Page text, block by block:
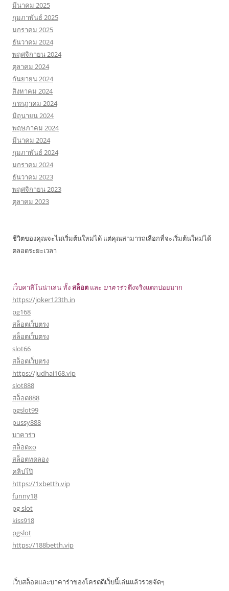
มีนาคม 2025
กุมภาพันธ์ 2025
มกราคม 2025
ธันวาคม 2024
พฤศจิกายน 2024
ตุลาคม 2024
กันยายน 2024
สิงหาคม 2024
กรกฎาคม 2024
มิถุนายน 2024
พฤษภาคม 2024
มีนาคม 2024
กุมภาพันธ์ 2024
มกราคม 2024
ธันวาคม 2023
พฤศจิกายน 2023
ตุลาคม 2023
ชีวิตของคุณจะไม่เริ่มต้นใหม่ได้ แต่คุณสามารถเลือกที่จะเริ่มต้นใหม่ได้
ตลอดระยะเวลา
เว็บคาสิโนน่าเล่น ทั้งสล็อต และ บาคาร่าตึงจริงแตกบ่อยมาก
https://joker123th.in
pg168
สล็อตเว็บตรง
สล็อตเว็บตรง
slot66
สล็อตเว็บตรง
https://judhai168.vip
slot888
สล็อต888
pgslot99
pussy888
บาคาร่า
สล็อตxo
สล็อตทดลอง
คลิปโป๊
https://1xbetth.vip
funny18
pg slot
kiss918
pgslot
https://188betth.vip
เว็บสล็อตและบาคาร่าของโครตดีเว็บนี้เล่นแล้วรวยจัดๆ